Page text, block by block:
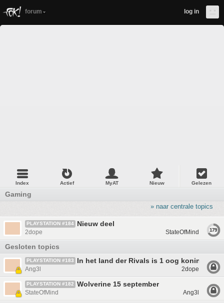
forum log in
Index Actief MyAT Nieuw Gelezen
Gaming
» naar centrale topics
PLAYSTATION #184 Nieuw deel
2dope StateOfMind 179
Gesloten topics
PLAYSTATION #183 In het land der Rivals is 1 oog koning!
Ang3l 2dope
PLAYSTATION #182 Wolverine 15 september
StateOfMind Ang3l